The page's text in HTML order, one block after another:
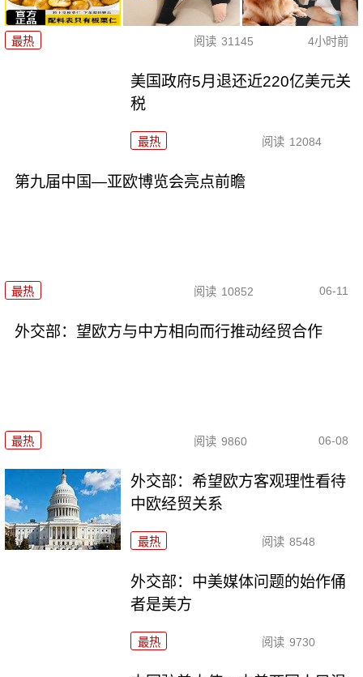
最热 阅读 31145 4小时前
美国政府5月退还近220亿美元关
税
最热 阅读 12084
第九届中国—亚欧博览会亮点前瞻
最热 阅读 10852 06-11
外交部：望欧方与中方相向而行推动经贸合作
最热 阅读 9860 06-08
外交部：希望欧方客观理性看待
中欧经贸关系
最热 阅读 8548
外交部：中美媒体问题的始作俑
者是美方
最热 阅读 9730